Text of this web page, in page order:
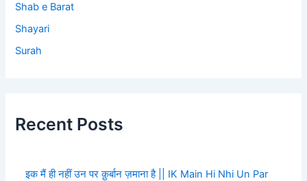
Shab e Barat
Shayari
Surah
Recent Posts
इक मैं ही नहीं उन पर क़ुर्बान ज़माना है || IK Main Hi Nhi Un Par